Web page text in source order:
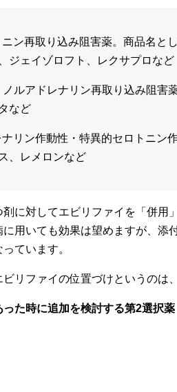
ン再取り込み阻害薬。商品名と
ジェイゾロフト、レクサプロなど
ルアドレナリン再取り込み阻害
など
リン作動性・特異的セロトニン
、レメロンなど
に対してエビリファイを「併用
用いても効果は望めますが、添
ています。
リファイの位置づけというのは、
た時に追加を検討する第2選択薬